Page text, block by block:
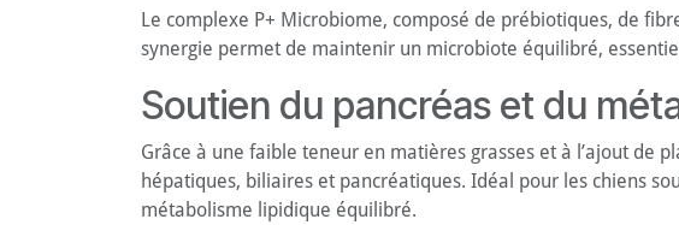
Le complexe P+ Microbiome, composé de prébiotiques, de
synergie permet de maintenir un microbiote équilibré,
Soutien du pancréas et du
Grâce à une faible teneur en matières grasses et à l’ajout de
hépatiques, biliaires et pancréatiques. Idéal pour les chiens
métabolisme lipidique équilibré.